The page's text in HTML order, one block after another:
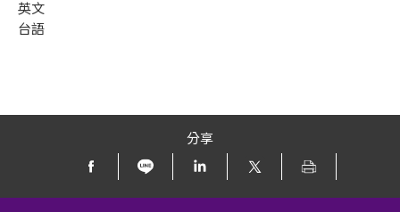
英文
台語
分享